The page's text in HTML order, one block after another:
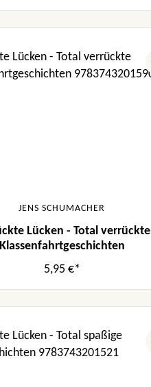
JENS SCHUMACHER
Lücken - Total verrückte
Klassenfahrtgeschichten
5,95 €*